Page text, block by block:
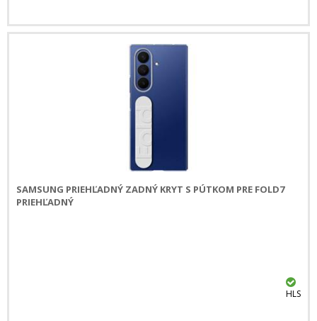
SAMSUNG PRIEHĽADNÝ ZADNÝ KRYT S PÚTKOM PRE FOLD7
PRIEHĽADNÝ
HLS